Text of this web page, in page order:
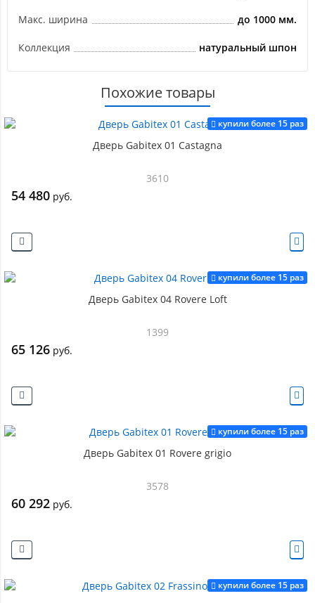
Макс. ширина до 1000 мм.
Коллекция натуральный шпон
Похожие товары
купили более 15 раз
Дверь Gabitex 01 Castagna
3610
54 480 руб.
купили более 15 раз
Дверь Gabitex 04 Rovere Loft
1399
65 126 руб.
купили более 15 раз
Дверь Gabitex 01 Rovere grigio
3578
60 292 руб.
купили более 15 раз